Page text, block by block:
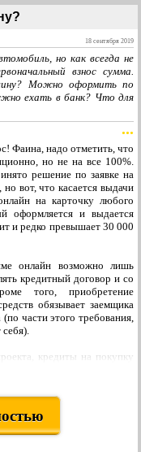
18 сентября 2019
но как всегда не
взнос сумма.
Можно оформить по
ехать в банк? Что для
•••
Фаина, надо отметить, что
но не на все 100%.
решение по заявке на
вот, что касается выдачи
на карточку любого
оформляется и выдается
и редко превышает 30 000
онлайн возможно лишь
кредитный договор и со
того, приобретение
обязывает заемщика
(по части этого требования,
кредиты на покупку
«финансовую помощь» в
лет могут рассчитывать
подтверждения доходов и
взноса. Решение банк